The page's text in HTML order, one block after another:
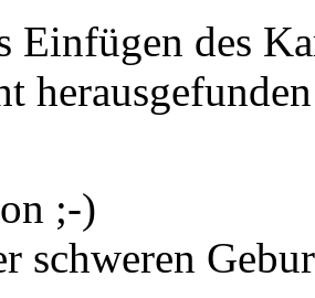
Einfügen des
;-)
schweren